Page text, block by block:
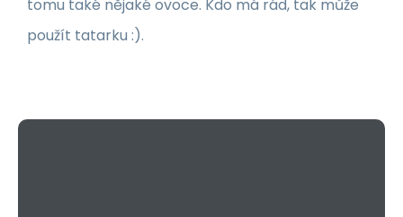
tomu také nějaké ovoce. Kdo má rád, tak může
použít tatarku :).